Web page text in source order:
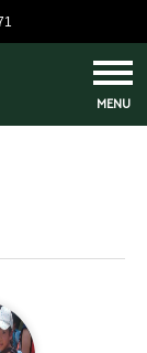
MENU